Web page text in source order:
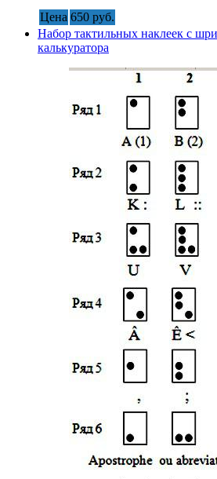
Цена 650 руб.
Набор тактильных наклеек с
калькуратора